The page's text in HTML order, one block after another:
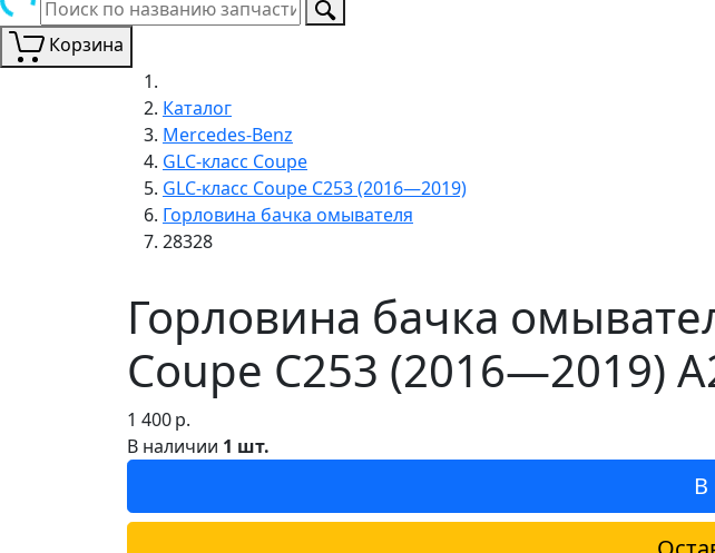
Корзина
Каталог
Mercedes-Benz
GLC-класс Coupe
GLC-класс Coupe C253 (2016—2019)
Горловина бачка омывателя
28328
Горловина бачка
Coupe C253 (2016—2019)
1 400р.
В наличии 1 шт.
В